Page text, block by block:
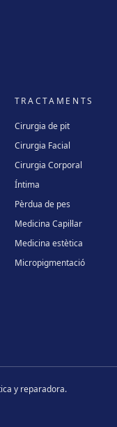
TRACTAMENTS
Cirurgia de pit
Cirurgia Facial
Cirurgia Corporal
Íntima
Pèrdua de pes
Medicina Capil·lar
Medicina estètica
Micropigmentació
y reparadora.